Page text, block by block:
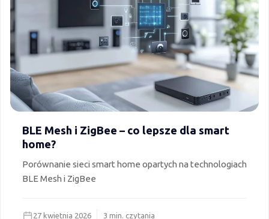
BLE Mesh i ZigBee – co lepsze dla smart
home?
Porównanie sieci smart home opartych na technologiach
BLE Mesh i ZigBee
27 kwietnia 2026 3 min. czytania